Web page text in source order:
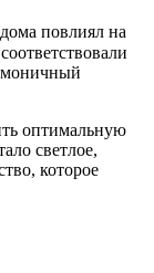
повлиял на
оптимальную
светлое,
которое